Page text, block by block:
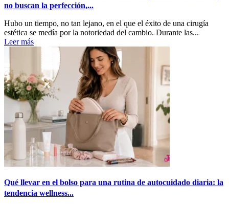
no buscan la perfección,...
Hubo un tiempo, no tan lejano, en el que el éxito de una cirugía
estética se medía por la notoriedad del cambio. Durante las...
Leer más
Qué llevar en el bolso para una rutina de autocuidado diaria: la
tendencia wellness...